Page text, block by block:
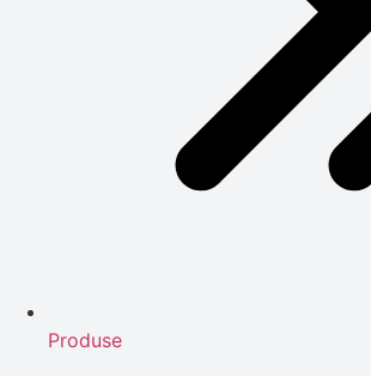
Produse